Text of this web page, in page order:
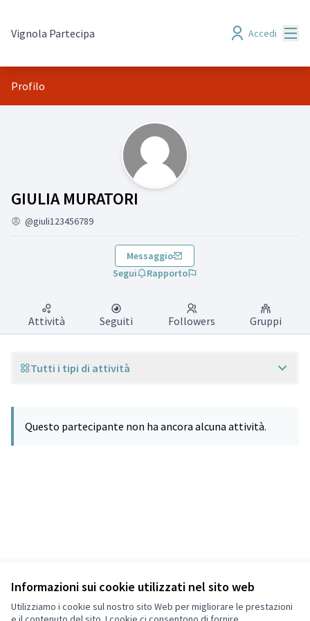
Informazioni sui cookie utilizzati nel sito web
Utilizziamo i cookie sul nostro sito Web per migliorare le prestazioni
Vignola Partecipa Accedi
Profilo
GIULIA MURATORI
(GIULIA MURATORI)
@giuli123456789
Messaggio
Segui
Rapporto
Attività Seguiti Followers Gruppi
Tutti i tipi di attività
Questo partecipante non ha ancora alcuna attività.
Termini di servizio
Impostazioni dei cookie